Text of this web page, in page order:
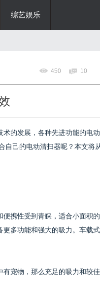
综艺娱乐
450 10
的发展，各种先进功能的电动
自己的电动清扫器呢？本文将
携性受到青睐，适合小面积的
多功能和强大的吸力。车载式
宠物，那么充足的吸力和较佳